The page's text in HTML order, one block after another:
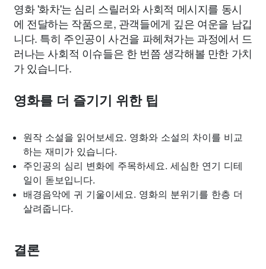
영화 '화차'는 심리 스릴러와 사회적 메시지를 동시
에 전달하는 작품으로, 관객들에게 깊은 여운을 남깁
니다. 특히 주인공이 사건을 파헤쳐가는 과정에서 드
러나는 사회적 이슈들은 한 번쯤 생각해볼 만한 가치
가 있습니다.
영화를 더 즐기기 위한 팁
원작 소설을 읽어보세요. 영화와 소설의 차이를 비교
하는 재미가 있습니다.
주인공의 심리 변화에 주목하세요. 세심한 연기 디테
일이 돋보입니다.
배경음악에 귀 기울이세요. 영화의 분위기를 한층 더
살려줍니다.
결론